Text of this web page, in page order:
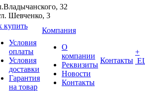
32
Шевченко, 3
купить
Условия
оплаты
Условия
доставки
Гарантия
на товар
Компания
О
компании
Реквизиты
Новости
Контакты
Контакты
+